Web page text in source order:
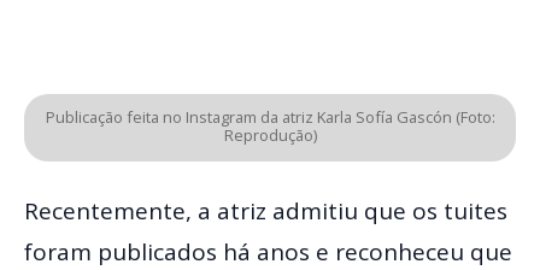
Publicação feita no Instagram da atriz Karla Sofía Gascón (Foto:
Reprodução)
Recentemente, a atriz admitiu que os tuites
foram publicados há anos e reconheceu que